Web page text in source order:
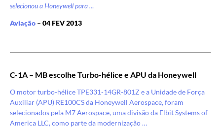
selecionou a Honeywell para ...
Aviação – 04 FEV 2013
C-1A – MB escolhe Turbo-hélice e APU da Honeywell
O motor turbo-hélice TPE331-14GR-801Z e a Unidade de Força
Auxiliar (APU) RE100CS da Honeywell Aerospace, foram
selecionados pela M7 Aerospace, uma divisão da Elbit Systems of
America LLC, como parte da modernização …